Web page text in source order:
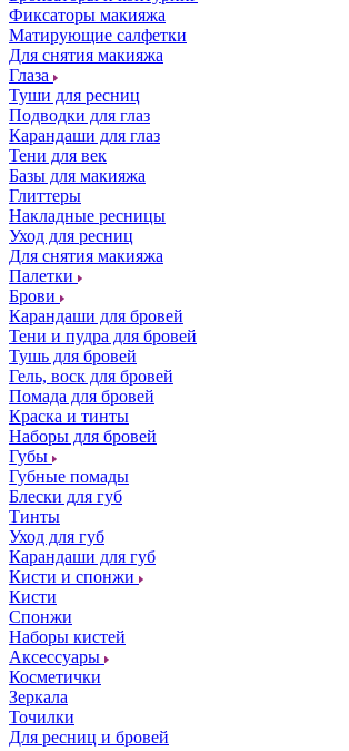
Фиксаторы макияжа
Матирующие салфетки
Для снятия макияжа
Глаза
Туши для ресниц
Подводки для глаз
Карандаши для глаз
Тени для век
Базы для макияжа
Глиттеры
Накладные ресницы
Уход для ресниц
Для снятия макияжа
Палетки
Брови
Карандаши для бровей
Тени и пудра для бровей
Тушь для бровей
Гель, воск для бровей
Помада для бровей
Краска и тинты
Наборы для бровей
Губы
Губные помады
Блески для губ
Тинты
Уход для губ
Карандаши для губ
Кисти и спонжи
Кисти
Спонжи
Наборы кистей
Аксессуары
Косметички
Зеркала
Точилки
Для ресниц и бровей